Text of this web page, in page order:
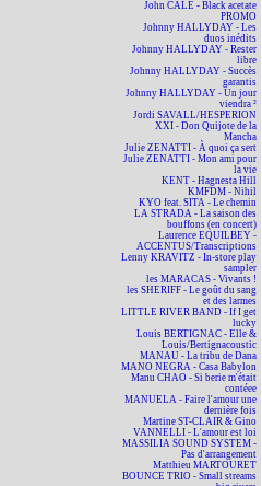
John CALE - Black acetate
PROMO
Johnny HALLYDAY - Les
duos inédits
Johnny HALLYDAY - Rester
libre
Johnny HALLYDAY - Succès
garantis
Johnny HALLYDAY - Un jour
viendra ²
Jordi SAVALL/HESPERION
XXI - Don Quijote de la
Mancha
Julie ZENATTI - À quoi ça sert
Julie ZENATTI - Mon ami pour
la vie
KENT - Hagnesta Hill
KMFDM - Nihil
KYO feat. SITA - Le chemin
LA STRADA - La saison des
bouffons (en concert)
Laurence EQUILBEY -
ACCENTUS/Transcriptions
Lenny KRAVITZ - In-store play
sampler
les MARACAS - Vivants !
les SHERIFF - Le goût du sang
et des larmes
LITTLE RIVER BAND - If I get
lucky
Louis BERTIGNAC - Elle &
Louis/Bertignacoustic
MANAU - La tribu de Dana
MANO NEGRA - Casa Babylon
Manu CHAO - Si berie m'était
contéee
MANUELA - Faire l'amour une
dernière fois
Martine ST-CLAIR & Gino
VANNELLI - L'amour est loi
MASSILIA SOUND SYSTEM -
Pas d'arrangement
Matthieu MARTOURET
BOUNCE TRIO - Small streams